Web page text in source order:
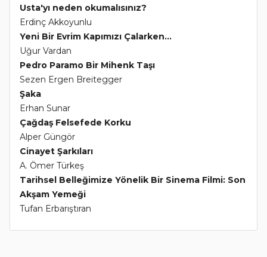
Usta'yı neden okumalısınız?
Erdinç Akkoyunlu
Yeni Bir Evrim Kapımızı Çalarken...
Uğur Vardan
Pedro Paramo Bir Mihenk Taşı
Sezen Ergen Breitegger
Şaka
Erhan Sunar
Çağdaş Felsefede Korku
Alper Güngör
Cinayet Şarkıları
A. Ömer Türkeş
Tarihsel Belleğimize Yönelik Bir Sinema Filmi: Son
Akşam Yemeği
Tufan Erbarıştıran